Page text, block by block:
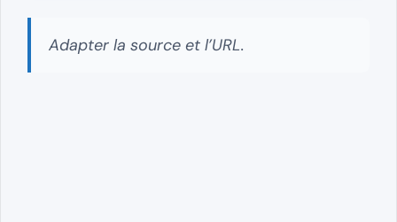
Adapter la source et l’URL.